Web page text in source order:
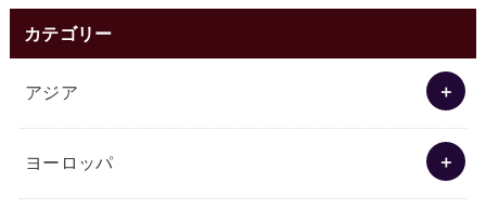
カテゴリー
アジア
ヨーロッパ